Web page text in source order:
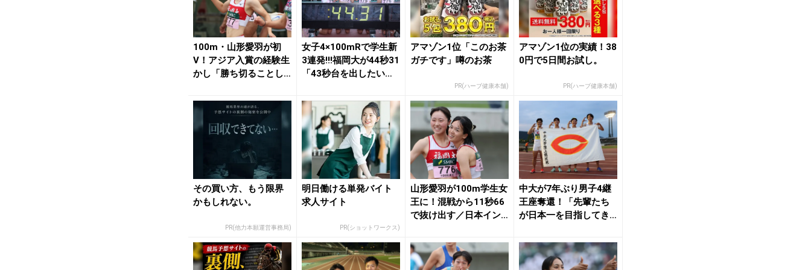
100m・山形愛羽が初
V！アジア入賞の経験生
かし「勝ち切ることし
女子4×100mRで学生新
3連発!!!福岡大が44秒31
「43秒台を出したい」
アマゾン1位「このお茶
ガチです」噂のお茶
PR(ハーブ健康本舗)
アマゾン1位の実績！38
0円で5日間お試し。
PR(ハーブ健康本舗)
その買い方、もう限界
かもしれない。
PR(他力本願運営事務局)
明日働ける単発バイト
求人サイト
PR(ショットワークス)
山形愛羽が100m学生女
王に！混戦から11秒66
で抜け出す／日本イン
中大が7年ぶり男子4継
王座奪還！「先輩たち
が日本一を目指してき